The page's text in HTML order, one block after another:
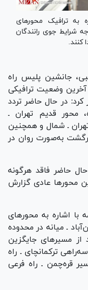
به ترافیک محور‌های
شرایط جوی رانندگان
کنند.
جانشین پلیس راه
آخرین وضعیت ترافیکی
در حال حاضر تردد
محور قدیم تهران ـ
تهران ـ شمال و همچنین
به‌صورت روان در
حاضر فاقد هرگونه
محور‌ها عادی گزارش
با اشاره به محور‌های
ـ میانه در محدوده
مسیر‌های جایگزین
ترکمانچای ـ راه
قره‌چمن ـ راه فرعی